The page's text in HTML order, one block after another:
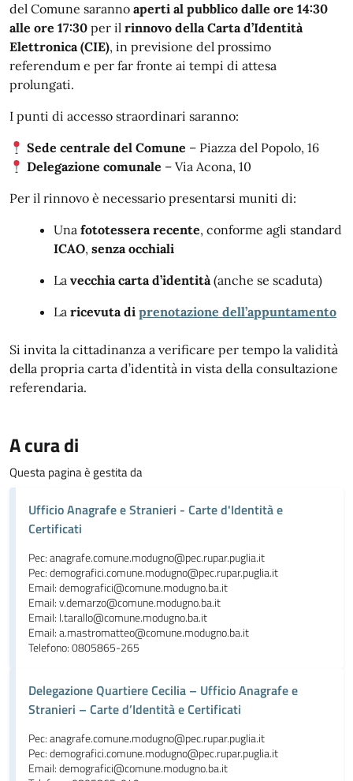
del Comune saranno aperti al pubblico dalle ore 14:30
alle ore 17:30 per il rinnovo della Carta d’Identità
Elettronica (CIE), in previsione del prossimo
referendum e per far fronte ai tempi di attesa
prolungati.
I punti di accesso straordinari saranno:
Sede centrale del Comune – Piazza del Popolo, 16
Delegazione comunale – Via Acona, 10
Per il rinnovo è necessario presentarsi muniti di:
Una fototessera recente, conforme agli standard
ICAO, senza occhiali
La vecchia carta d’identità(anche se scaduta)
La ricevuta di prenotazione dell’appuntamento
Si invita la cittadinanza a verificare per tempo la validità
della propria carta d’identità in vista della consultazione
referendaria.
A cura di
Questa pagina è gestita da
Ufficio Anagrafe e Stranieri - Carte d'Identità e
Certificati
Pec: anagrafe.comune.modugno@pec.rupar.puglia.it
Pec: demografici.comune.modugno@pec.rupar.puglia.it
Email: demografici@comune.modugno.ba.it
Email: v.demarzo@comune.modugno.ba.it
Email: l.tarallo@comune.modugno.ba.it
Email: a.mastromatteo@comune.modugno.ba.it
Telefono: 0805865-265
Delegazione Quartiere Cecilia – Ufficio Anagrafe e
Stranieri – Carte d’Identità e Certificati
Pec: anagrafe.comune.modugno@pec.rupar.puglia.it
Pec: demografici.comune.modugno@pec.rupar.puglia.it
Email: demografici@comune.modugno.ba.it